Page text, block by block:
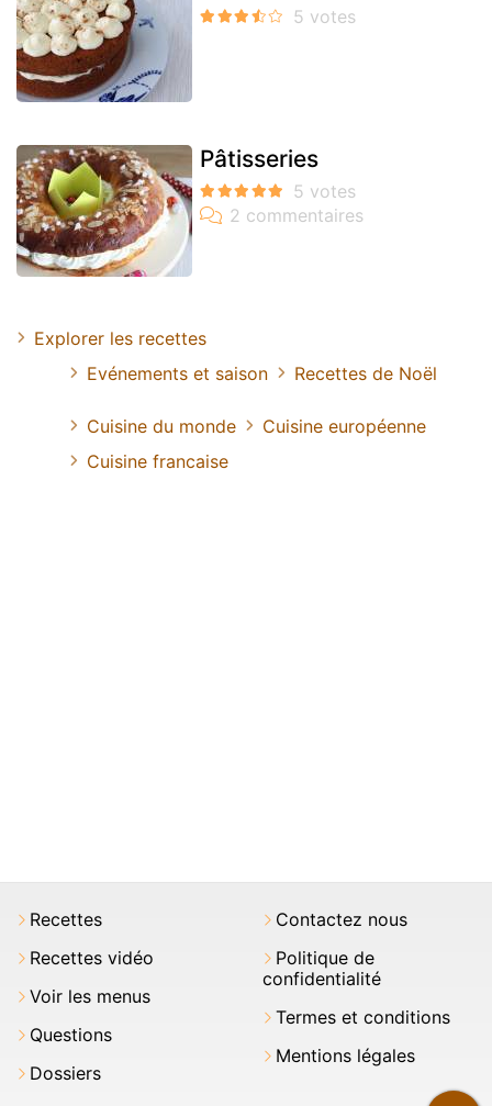
Pâtisseries
Explorer les recettes
Evénements et saison
Recettes de Noël
Cuisine du monde
Cuisine européenne
Cuisine francaise
Recettes
Recettes vidéo
Voir les menus
Questions
Dossiers
Contactez nous
Politique de
confidentialité
Termes et conditions
Mentions légales